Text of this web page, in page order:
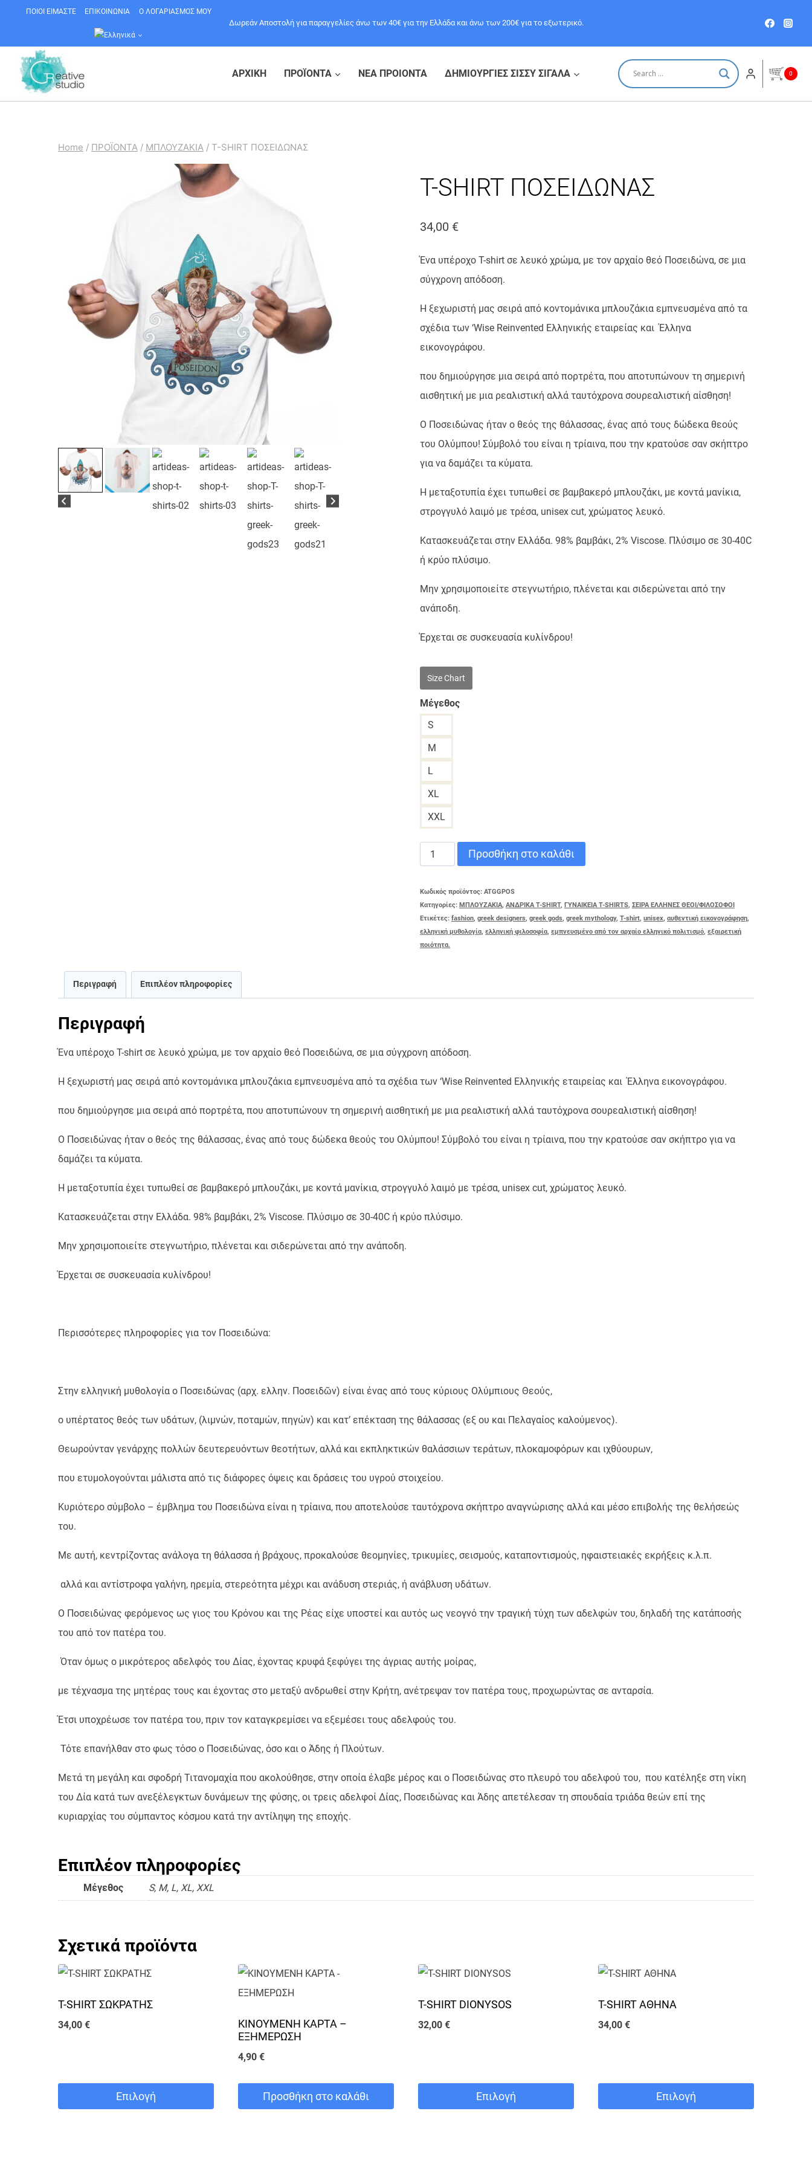
content
ΠΟΙΟΙ ΕΙΜΑΣΤΕ ΕΠΙΚΟΙΝΩΝΙΑ Ο ΛΟΓΑΡΙΑΣΜΟΣ ΜΟΥ
Δωρεάν Αποστολή για παραγγελίες άνω των 40€ για την Ελλάδα και άνω των 200€ για το εξωτερικό.
ΑΡΧΙΚΗ ΠΡΟΪΟΝΤΑ ΝΕΑ ΠΡΟΙΟΝΤΑ ΔΗΜΙΟΥΡΓΙΕΣ ΣΙΣΣΥ ΣΙΓΑΛΑ 0
Home / ΠΡΟΪΟΝΤΑ / ΜΠΛΟΥΖΑΚΙΑ / T-SHIRT ΠΟΣΕΙΔΩΝΑΣ
T-SHIRT ΠΟΣΕΙΔΩΝΑΣ
34,00 €
Ένα υπέροχο T-shirt σε λευκό χρώμα, με τον αρχαίο θεό Ποσειδώνα, σε μια
σύγχρονη απόδοση.
H ξεχωριστή μας σειρά από κοντομάνικα μπλουζάκια εμπνευσμένα από τα
σχέδια των ‘Wise Reinvented Ελληνικής εταιρείας και Έλληνα
εικονογράφου.
που δημιούργησε μια σειρά από πορτρέτα, που αποτυπώνουν τη σημερινή
αισθητική με μια ρεαλιστική αλλά ταυτόχρονα σουρεαλιστική αίσθηση!
Ο Ποσειδώνας ήταν ο θεός της θάλασσας, ένας από τους δώδεκα θεούς
του Ολύμπου! Σύμβολό του είναι η τρίαινα, που την κρατούσε σαν σκήπτρο
για να δαμάζει τα κύματα.
Η μεταξοτυπία έχει τυπωθεί σε βαμβακερό μπλουζάκι, με κοντά μανίκια,
στρογγυλό λαιμό με τρέσα, unisex cut, χρώματος λευκό.
Κατασκευάζεται στην Ελλάδα. 98% βαμβάκι, 2% Viscose. Πλύσιμο σε 30-40C
ή κρύο πλύσιμο.
Μην χρησιμοποιείτε στεγνωτήριο, πλένεται και σιδερώνεται από την
ανάποδη.
Έρχεται σε συσκευασία κυλίνδρου!
Size Chart
Μέγεθος
S
M
L
XL
XXL
SHIRT
ΠΟΣΕΙΔΩΝΑΣ
ποσότητα
Προσθήκη στο καλάθι
Κωδικός προϊόντος:ATGGPOS
Κατηγορίες: ΜΠΛΟΥΖΑΚΙΑ,ΑΝΔΡΙΚΑ T-SHIRT, ΓΥΝΑΙΚΕΙΑ T-SHIRTS,ΣΕΙΡΑ ΕΛΛΗΝΕΣ ΘΕΟΙ/ΦΙΛΟΣΟΦΟΙ
Ετικέτες:fashion,greek designers,greek gods,greek mythology,T-shirt,unisex,αυθεντική εικονογράφηση,
ελληνική μυθολογία,ελληνική φιλοσοφία,εμπνευσμένο από τον αρχαίο ελληνικό πολιτισμό,εξαιρετική
ποιότητα.
Περιγραφή Επιπλέον πληροφορίες
Περιγραφή
Ένα υπέροχο T-shirt σε λευκό χρώμα, με τον αρχαίο θεό Ποσειδώνα, σε μια σύγχρονη απόδοση.
H ξεχωριστή μας σειρά από κοντομάνικα μπλουζάκια εμπνευσμένα από τα σχέδια των ‘Wise Reinvented Ελληνικής εταιρείας και Έλληνα εικονογράφου.
που δημιούργησε μια σειρά από πορτρέτα, που αποτυπώνουν τη σημερινή αισθητική με μια ρεαλιστική αλλά ταυτόχρονα σουρεαλιστική αίσθηση!
Ο Ποσειδώνας ήταν ο θεός της θάλασσας, ένας από τους δώδεκα θεούς του Ολύμπου! Σύμβολό του είναι η τρίαινα, που την κρατούσε σαν σκήπτρο για να
δαμάζει τα κύματα.
Η μεταξοτυπία έχει τυπωθεί σε βαμβακερό μπλουζάκι, με κοντά μανίκια, στρογγυλό λαιμό με τρέσα, unisex cut, χρώματος λευκό.
Κατασκευάζεται στην Ελλάδα. 98% βαμβάκι, 2% Viscose. Πλύσιμο σε 30-40C ή κρύο πλύσιμο.
Μην χρησιμοποιείτε στεγνωτήριο, πλένεται και σιδερώνεται από την ανάποδη.
Έρχεται σε συσκευασία κυλίνδρου!
Περισσότερες πληροφορίες για τον Ποσειδώνα:
Στην ελληνική μυθολογία ο Ποσειδώνας (αρχ. ελλην. Ποσειδῶν) είναι ένας από τους κύριους Ολύμπιους Θεούς,
ο υπέρτατος θεός των υδάτων, (λιμνών, ποταμών, πηγών) και κατ’ επέκταση της θάλασσας (εξ ου και Πελαγαίος καλούμενος).
Θεωρούνταν γενάρχης πολλών δευτερευόντων θεοτήτων, αλλά και εκπληκτικών θαλάσσιων τεράτων, πλοκαμοφόρων και ιχθύουρων,
που ετυμολογούνται μάλιστα από τις διάφορες όψεις και δράσεις του υγρού στοιχείου.
Κυριότερο σύμβολο – έμβλημα του Ποσειδώνα είναι η τρίαινα, που αποτελούσε ταυτόχρονα σκήπτρο αναγνώρισης αλλά και μέσο επιβολής της θελήσεώς
του.
Με αυτή, κεντρίζοντας ανάλογα τη θάλασσα ή βράχους, προκαλούσε θεομηνίες, τρικυμίες, σεισμούς, καταποντισμούς, ηφαιστειακές εκρήξεις κ.λ.π.
αλλά και αντίστροφα γαλήνη, ηρεμία, στερεότητα μέχρι και ανάδυση στεριάς, ή ανάβλυση υδάτων.
Ο Ποσειδώνας φερόμενος ως γιος του Κρόνου και της Ρέας είχε υποστεί και αυτός ως νεογνό την τραγική τύχη των αδελφών του, δηλαδή της κατάποσής
του από τον πατέρα του.
Όταν όμως ο μικρότερος αδελφός του Δίας, έχοντας κρυφά ξεφύγει της άγριας αυτής μοίρας,
με τέχνασμα της μητέρας τους και έχοντας στο μεταξύ ανδρωθεί στην Κρήτη, ανέτρεψαν τον πατέρα τους, προχωρώντας σε ανταρσία.
Έτσι υποχρέωσε τον πατέρα του, πριν τον καταγκρεμίσει να εξεμέσει τους αδελφούς του.
Τότε επανήλθαν στο φως τόσο ο Ποσειδώνας, όσο και ο Άδης ή Πλούτων.
Μετά τη μεγάλη και σφοδρή Τιτανομαχία που ακολούθησε, στην οποία έλαβε μέρος και ο Ποσειδώνας στο πλευρό του αδελφού του, που κατέληξε στη νίκη
του Δία κατά των ανεξέλεγκτων δυνάμεων της φύσης, οι τρεις αδελφοί Δίας, Ποσειδώνας και Άδης απετέλεσαν τη σπουδαία τριάδα θεών επί της
κυριαρχίας του σύμπαντος κόσμου κατά την αντίληψη της εποχής.
Επιπλέον πληροφορίες
Μέγεθος S, M, L, XL, XXL
Σχετικά προϊόντα
T-SHIRT ΣΩΚΡΑΤΗΣ
34,00 €
Επιλογή
ΚΙΝΟΥΜΕΝΗ ΚΑΡΤΑ –
ΕΞΗΜΕΡΩΣΗ
4,90 €
Προσθήκη στο καλάθι
T-SHIRT DIONYSOS
32,00 €
Επιλογή
T-SHIRT ΑΘΗΝΑ
34,00 €
Επιλογή